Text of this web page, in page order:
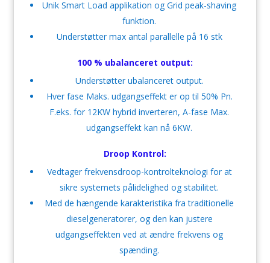
Unik Smart Load applikation og Grid peak-shaving
funktion.
Understøtter max antal parallelle på 16 stk
100 % ubalanceret output:
Understøtter ubalanceret output.
Hver fase Maks. udgangseffekt er op til 50% Pn.
F.eks. for 12KW hybrid inverteren, A-fase Max.
udgangseffekt kan nå 6KW.
Droop Kontrol:
Vedtager frekvensdroop-kontrolteknologi for at
sikre systemets pålidelighed og stabilitet.
Med de hængende karakteristika fra traditionelle
dieselgeneratorer, og den kan justere
udgangseffekten ved at ændre frekvens og
spænding.